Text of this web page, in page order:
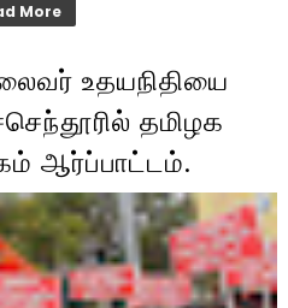
More
உதயநிதியை
தமிழக
ஆர்ப்பாட்டம்.